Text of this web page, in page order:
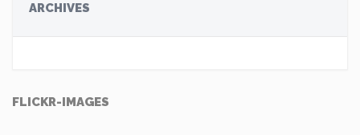
ARCHIVES
FLICKR-IMAGES